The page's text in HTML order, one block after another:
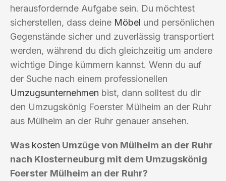
herausfordernde Aufgabe sein. Du möchtest
sicherstellen, dass deine Möbel und persönlichen
Gegenstände sicher und zuverlässig transportiert
werden, während du dich gleichzeitig um andere
wichtige Dinge kümmern kannst. Wenn du auf
der Suche nach einem professionellen
Umzugsunternehmen bist, dann solltest du dir
den Umzugskönig Foerster Mülheim an der Ruhr
aus Mülheim an der Ruhr genauer ansehen.
Was kosten Umzüge von Mülheim an der Ruhr
nach Klosterneuburg mit dem Umzugskönig
Foerster Mülheim an der Ruhr?